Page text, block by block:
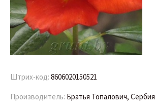
Штрих-код: 8606020150521
Производитель: Братья Топалович, Сербия